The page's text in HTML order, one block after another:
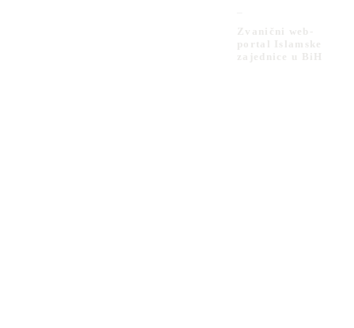
Zvanični web-
portal Islamske
zajednice u BiH